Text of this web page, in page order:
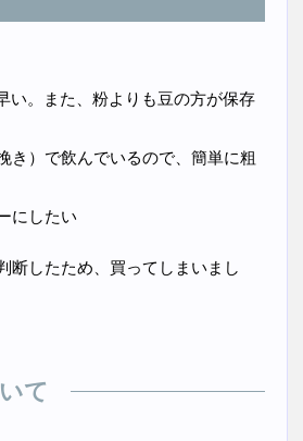
。また、粉よりも豆の方が保存
）で飲んでいるので、簡単に粗
にしたい
断したため、買ってしまいまし
て